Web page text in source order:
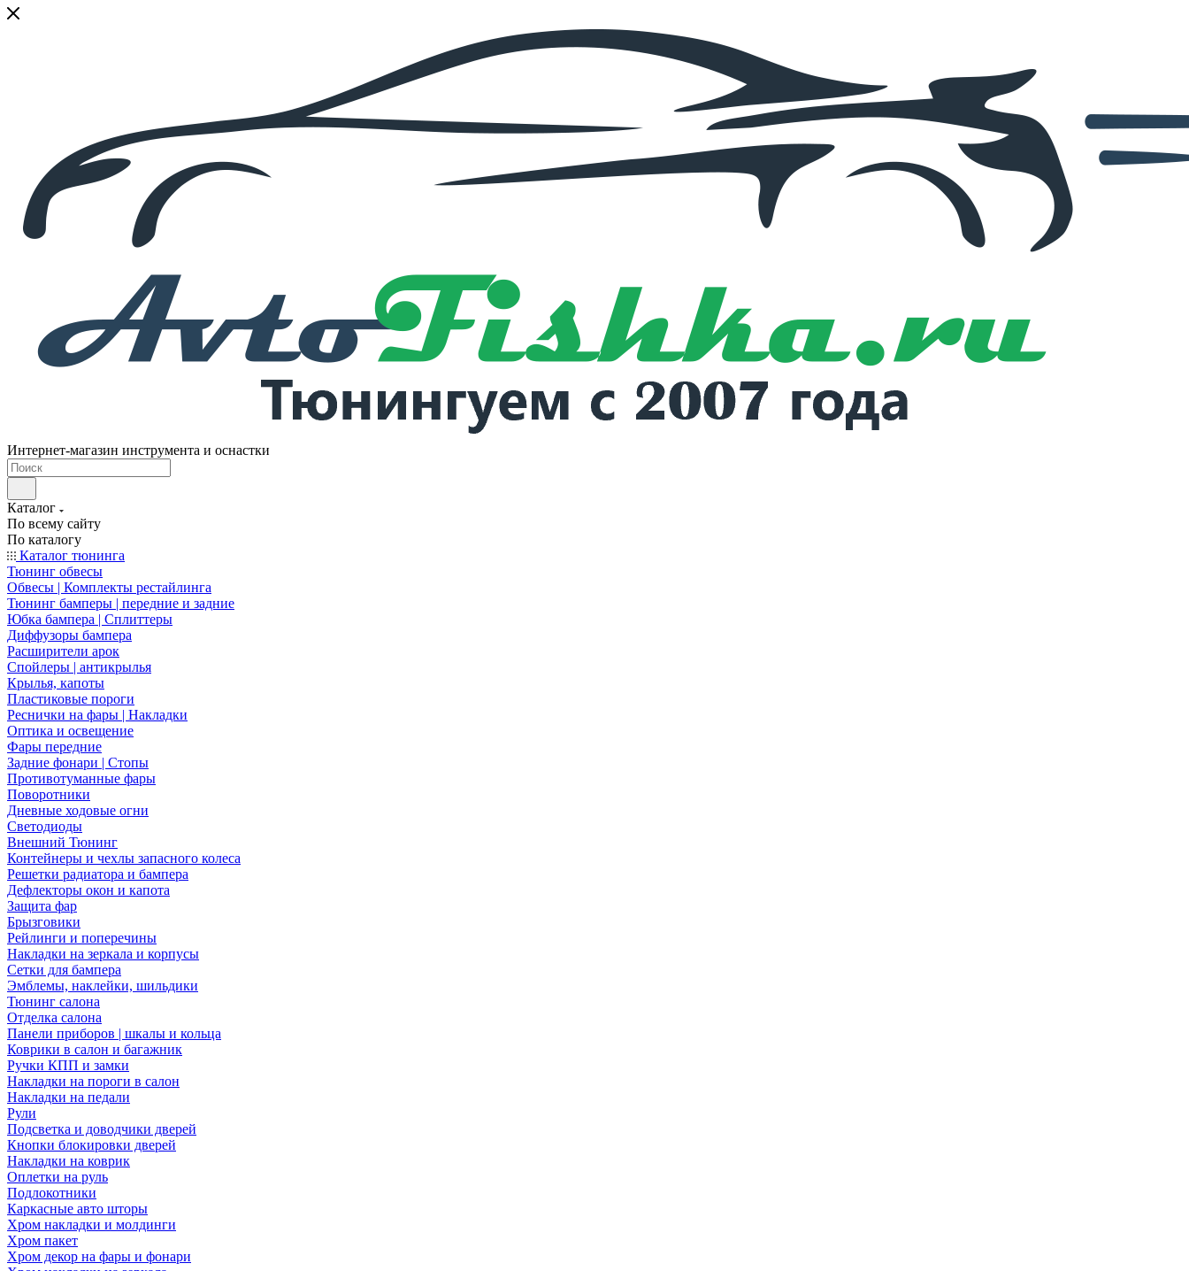
Интернет-магазин инструмента и оснастки
Каталог
По всему сайту
По каталогу
Каталог тюнинга
Тюнинг обвесы
Обвесы | Комплекты рестайлинга
Тюнинг бамперы | передние и задние
Юбка бампера | Сплиттеры
Диффузоры бампера
Расширители арок
Спойлеры | антикрылья
Крылья, капоты
Пластиковые пороги
Реснички на фары | Накладки
Оптика и освещение
Фары передние
Задние фонари | Стопы
Противотуманные фары
Поворотники
Дневные ходовые огни
Светодиоды
Внешний Тюнинг
Контейнеры и чехлы запасного колеса
Решетки радиатора и бампера
Дефлекторы окон и капота
Защита фар
Брызговики
Рейлинги и поперечины
Накладки на зеркала и корпусы
Сетки для бампера
Эмблемы, наклейки, шильдики
Тюнинг салона
Отделка салона
Панели приборов | шкалы и кольца
Коврики в салон и багажник
Ручки КПП и замки
Накладки на пороги в салон
Накладки на педали
Рули
Подсветка и доводчики дверей
Кнопки блокировки дверей
Накладки на коврик
Оплетки на руль
Подлокотники
Каркасные авто шторы
Хром накладки и молдинги
Хром пакет
Хром декор на фары и фонари